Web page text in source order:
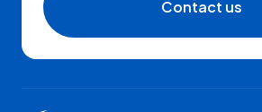
Contact us